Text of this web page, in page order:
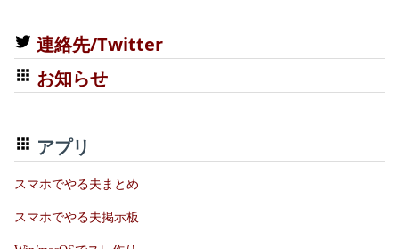
連絡先/Twitter
お知らせ
アプリ
スマホでやる夫まとめ
スマホでやる夫掲示板